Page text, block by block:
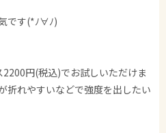
です(*ﾉ∀ﾉ)
円(税込)でお試しいただけま
折れやすいなどで強度を出したい